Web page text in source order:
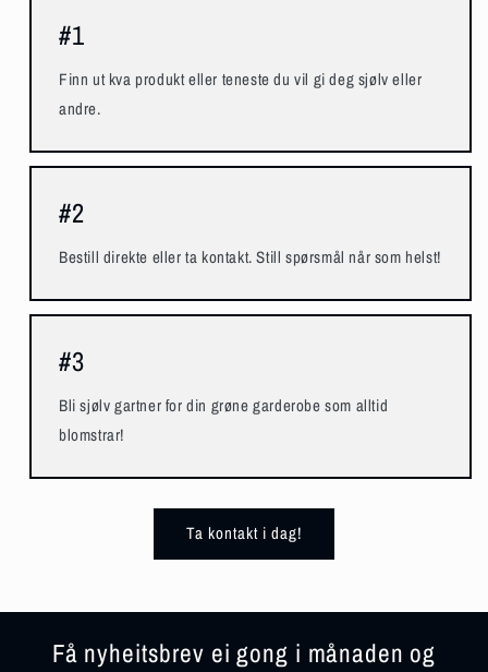
#1
Finn ut kva produkt eller teneste du vil gi deg sjølv eller
andre.
#2
Bestill direkte eller ta kontakt. Still spørsmål når som helst!
#3
Bli sjølv gartner for din grøne garderobe som alltid
blomstrar!
Ta kontakt i dag!
Få nyheitsbrev ei gong i månaden og